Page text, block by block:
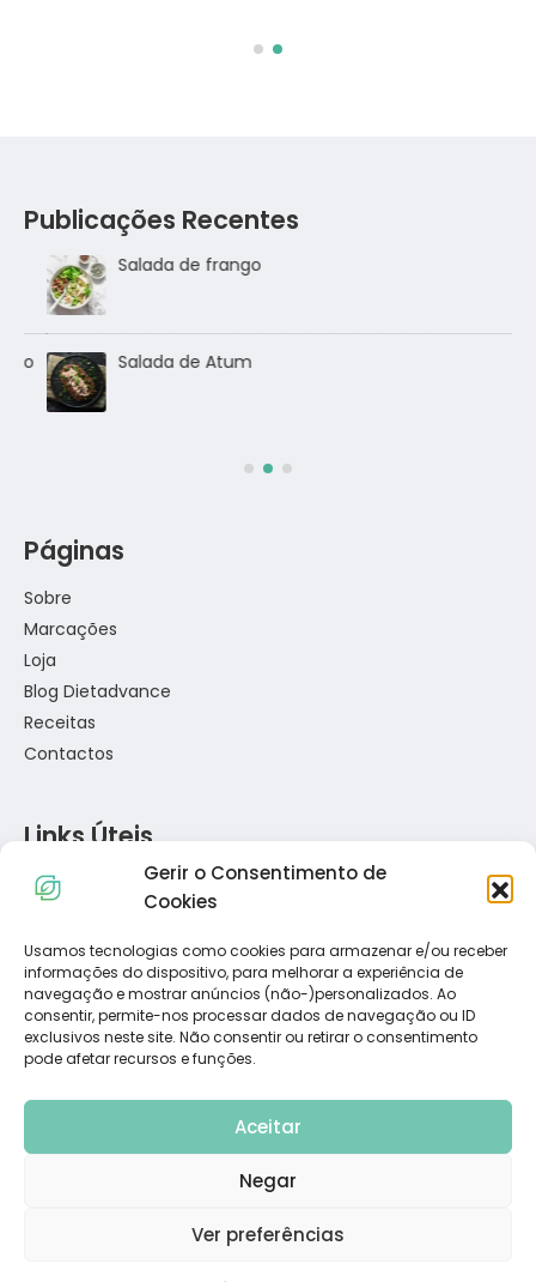
Gerir o Consentimento de
Cookies
Usamos tecnologias como cookies para armazenar e/ou receber
informações do dispositivo, para melhorar a experiência de
navegação e mostrar anúncios (não-)personalizados. Ao
consentir, permite-nos processar dados de navegação ou ID
exclusivos neste site. Não consentir ou retirar o consentimento
pode afetar recursos e funções.
Aceitar
Negar
Ver preferências
Publicações Recentes
Salada de frango
Salada de Atum
Páginas
Sobre
Marcações
Loja
Blog Dietadvance
Receitas
Contactos
Links Úteis
Política de Privacidade
Política de Cookies
Termos e Condições
Resolução de Conflitos de Consumo
Livro de Reclamações
Subscreva a Nossa Newsletter